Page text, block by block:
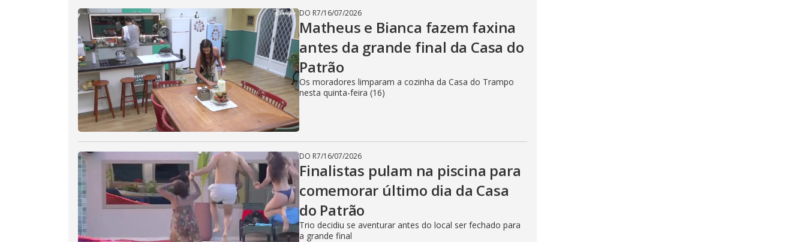
DO R7/16/07/2026
Matheus e Bianca fazem faxina
antes da grande final da Casa do
Patrão
Os moradores limparam a cozinha da Casa do Trampo
nesta quinta-feira (16)
DO R7/16/07/2026
Finalistas pulam na piscina para
comemorar último dia da Casa
do Patrão
Trio decidiu se aventurar antes do local ser fechado para
a grande final